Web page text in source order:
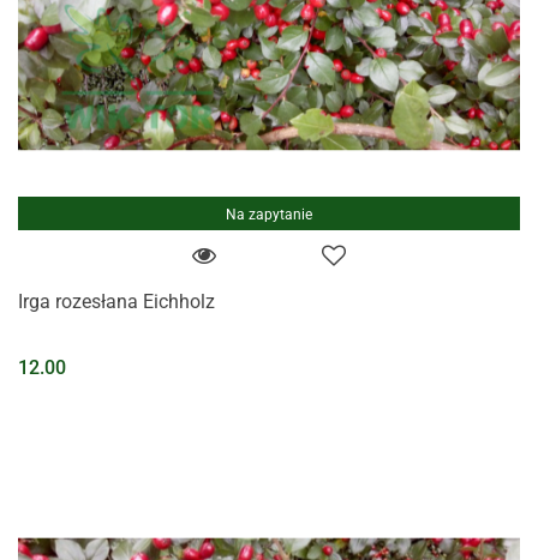
Na zapytanie
Irga rozesłana Eichholz
12.00